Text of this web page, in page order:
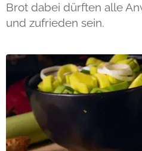
Brot dabei dürften alle
und zufrieden sein.